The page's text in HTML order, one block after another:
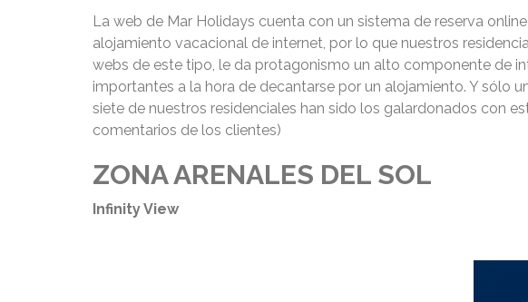
La web de Mar Holidays cuenta con un sistema de reserva
alojamiento vacacional de internet, por lo que nuestros
webs de este tipo, le da protagonismo un alto componente de
importantes a la hora de decantarse por un alojamiento. Y sólo
siete de nuestros residenciales han sido los galardonados con
comentarios de los clientes)
ZONA ARENALES DEL SOL
Infinity View